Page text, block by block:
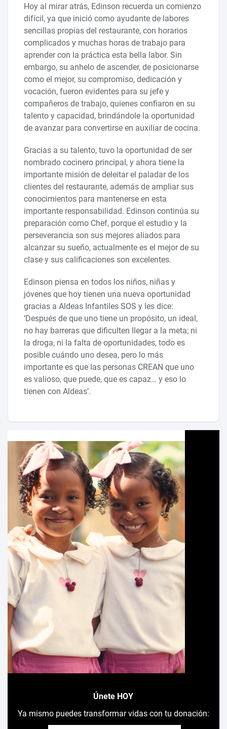
Hoy al mirar atrás, Edinson recuerda un comienzo
difícil, ya que inició como ayudante de labores
sencillas propias del restaurante, con horarios
complicados y muchas horas de trabajo para
aprender con la práctica esta bella labor. Sin
embargo, su anhelo de ascender, de posicionarse
como el mejor, su compromiso, dedicación y
vocación, fueron evidentes para su jefe y
compañeros de trabajo, quienes confiaron en su
talento y capacidad, brindándole la oportunidad
de avanzar para convertirse en auxiliar de cocina.
Gracias a su talento, tuvo la oportunidad de ser
nombrado cocinero principal, y ahora tiene la
importante misión de deleitar el paladar de los
clientes del restaurante, además de ampliar sus
conocimientos para mantenerse en esta
importante responsabilidad. Edinson continúa su
preparación como Chef, porque el estudio y la
perseverancia son sus mejores aliados para
alcanzar su sueño, actualmente es el mejor de su
clase y sus calificaciones son excelentes.
Edinson piensa en todos los niños, niñas y
jóvenes que hoy tienen una nueva oportunidad
gracias a Aldeas Infantiles SOS y les dice:
‘Después de que uno tiene un propósito, un ideal,
no hay barreras que dificulten llegar a la meta; ni
la droga, ni la falta de oportunidades, todo es
posible cuándo uno desea, pero lo más
importante es que las personas CREAN que uno
es valioso, que puede, que es capaz… y eso lo
tienen con Aldeas’.
Únete HOY
Ya mismo puedes transformar vidas con tu donación: